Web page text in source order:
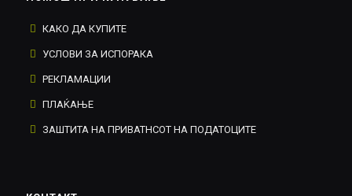
КАКО ДА КУПИТЕ
УСЛОВИ ЗА ИСПОРАКА
РЕКЛАМАЦИИ
ПЛАЌАЊЕ
ЗАШТИТА НА ПРИВАТНСОТ НА ПОДАТОЦИТЕ